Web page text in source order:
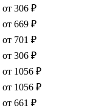
от 306 ₽
от 669 ₽
от 701 ₽
от 306 ₽
от 1056 ₽
от 1056 ₽
от 661 ₽